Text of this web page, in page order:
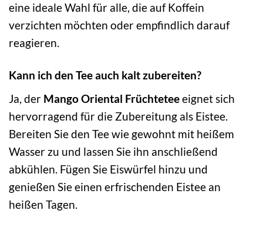
eine ideale Wahl für alle, die auf Koffein
verzichten möchten oder empfindlich darauf
reagieren.
Kann ich den Tee auch kalt zubereiten?
Ja, der Mango Oriental Früchteteeeignet sich
hervorragend für die Zubereitung als Eistee.
Bereiten Sie den Tee wie gewohnt mit heißem
Wasser zu und lassen Sie ihn anschließend
abkühlen. Fügen Sie Eiswürfel hinzu und
genießen Sie einen erfrischenden Eistee an
heißen Tagen.